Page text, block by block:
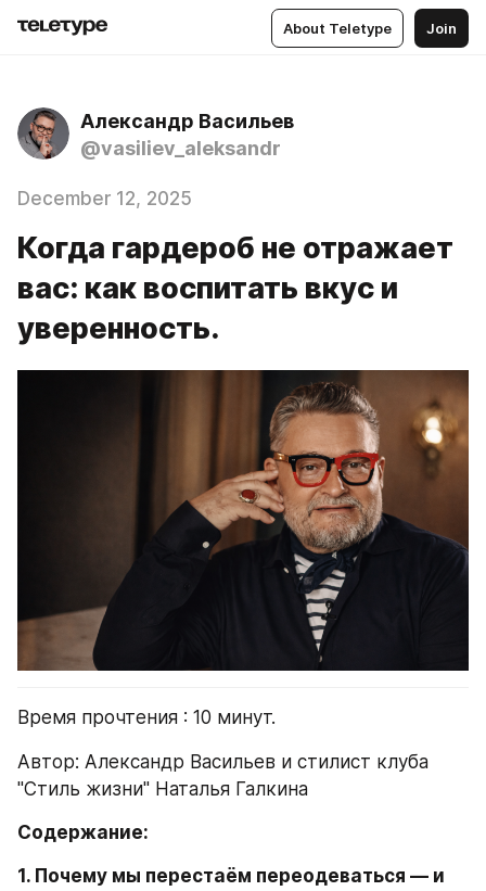
About Teletype Join
Александр Васильев
@vasiliev_aleksandr
December 12, 2025
Когда гардероб не отражает
вас: как воспитать вкус и
уверенность.
Время прочтения : 10 минут.
Автор: Александр Васильев и стилист клуба
"Стиль жизни" Наталья Галкина
Содержание:
1. Почему мы перестаём переодеваться — и